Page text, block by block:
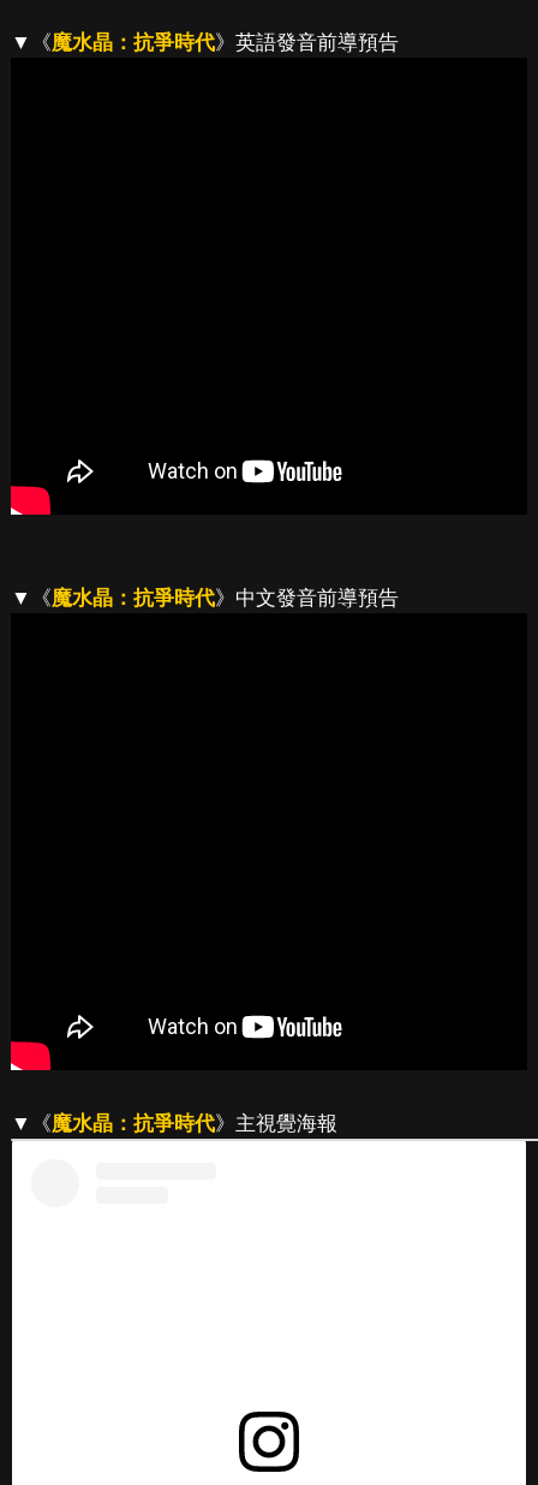
▼《魔水晶：抗爭時代》英語發音前導預告
▼《魔水晶：抗爭時代》中文發音前導預告
▼《魔水晶：抗爭時代》主視覺海報